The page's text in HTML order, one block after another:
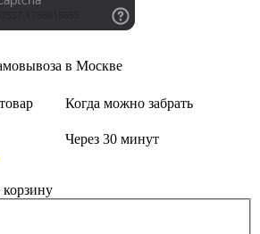
в Москве
Когда можно забрать
Через 30 минут